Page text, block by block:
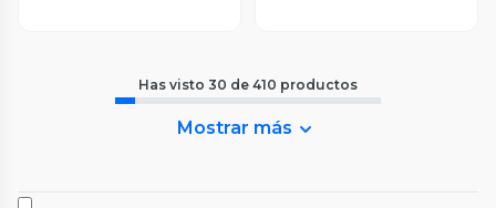
Has visto 30 de 410 productos
Mostrar más